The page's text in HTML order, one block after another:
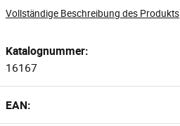
Vollständige Beschreibung des Produkts
Katalognummer:
16167
EAN: